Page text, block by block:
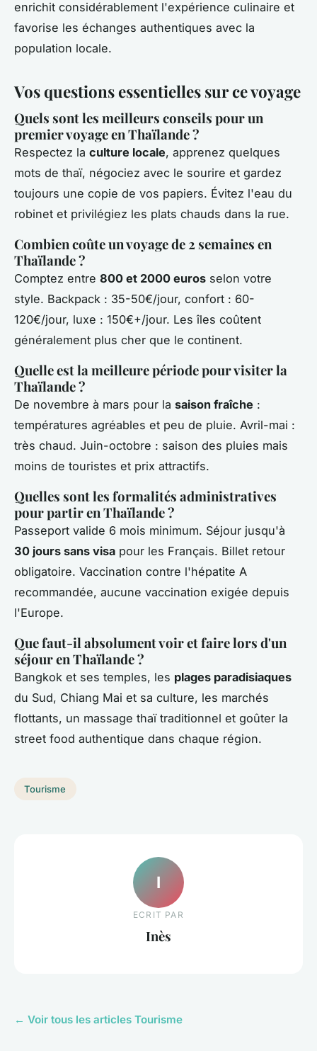
enrichit considérablement l'expérience culinaire et
favorise les échanges authentiques avec la
population locale.
Vos questions essentielles sur ce voyage
Quels sont les meilleurs conseils pour un
premier voyage en Thaïlande ?
Respectez la culture locale, apprenez quelques
mots de thaï, négociez avec le sourire et gardez
toujours une copie de vos papiers. Évitez l'eau du
robinet et privilégiez les plats chauds dans la rue.
Combien coûte un voyage de 2 semaines en
Thaïlande ?
Comptez entre 800 et 2000 euros selon votre
style. Backpack : 35-50€/jour, confort : 60-
120€/jour, luxe : 150€+/jour. Les îles coûtent
généralement plus cher que le continent.
Quelle est la meilleure période pour visiter la
Thaïlande ?
De novembre à mars pour la saison fraîche :
températures agréables et peu de pluie. Avril-mai :
très chaud. Juin-octobre : saison des pluies mais
moins de touristes et prix attractifs.
Quelles sont les formalités administratives
pour partir en Thaïlande ?
Passeport valide 6 mois minimum. Séjour jusqu'à
30 jours sans visa pour les Français. Billet retour
obligatoire. Vaccination contre l'hépatite A
recommandée, aucune vaccination exigée depuis
l'Europe.
Que faut-il absolument voir et faire lors d'un
séjour en Thaïlande ?
Bangkok et ses temples, les plages paradisiaques
du Sud, Chiang Mai et sa culture, les marchés
flottants, un massage thaï traditionnel et goûter la
street food authentique dans chaque région.
Tourisme
I
ECRIT PAR
Inès
← Voir tous les articles Tourisme